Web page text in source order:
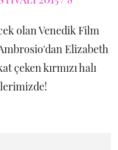
olan Venedik Film
Elizabeth
çeken kırmızı halı